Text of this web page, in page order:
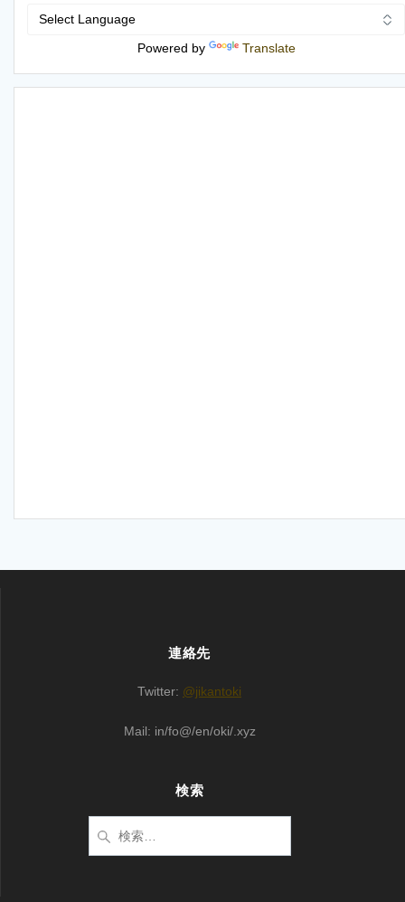
Powered by Translate
連絡先
Twitter: @jikantoki
Mail: in/fo@/en/oki/.xyz
検索
検
索: